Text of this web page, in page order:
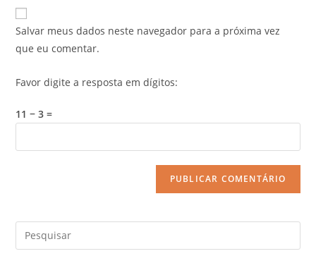
Salvar meus dados neste navegador para a próxima vez
que eu comentar.
Favor digite a resposta em dígitos:
11 − 3 =